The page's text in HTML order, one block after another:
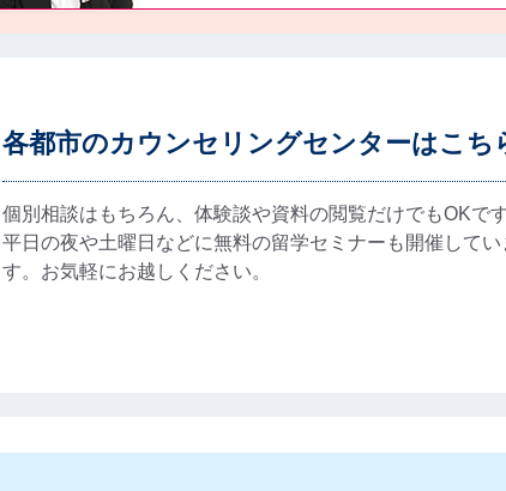
各都市のカウンセリングセンターはこち
個別相談はもちろん、体験談や資料の閲覧だけでもOKです
平日の夜や土曜日などに無料の留学セミナーも開催してい
す。お気軽にお越しください。